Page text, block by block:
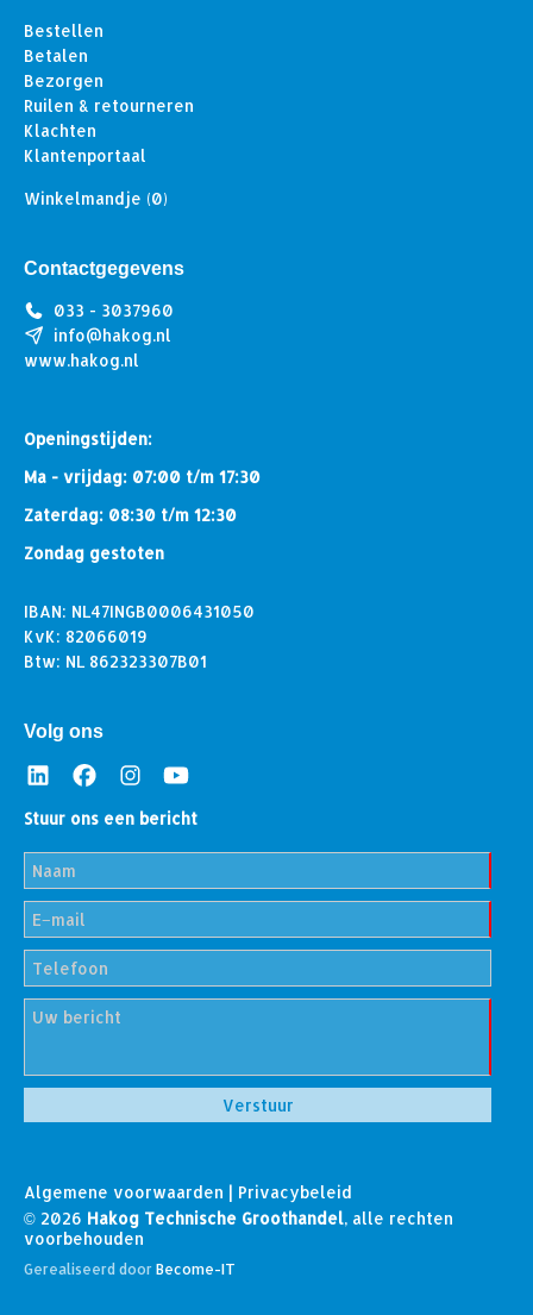
Bestellen
Betalen
Bezorgen
Ruilen & retourneren
Klachten
Klantenportaal
Winkelmandje (0)
Contactgegevens
033 - 3037960
info@hakog.nl
www.hakog.nl
Openingstijden:
Ma - vrijdag: 07:00 t/m 17:30
Zaterdag: 08:30 t/m 12:30
Zondag gestoten
IBAN: NL47INGB0006431050
KvK: 82066019
Btw: NL 862323307B01
Volg ons
Stuur ons een bericht
Algemene voorwaarden | Privacybeleid
© 2026 Hakog Technische Groothandel, alle rechten
voorbehouden
Gerealiseerd door Become-IT